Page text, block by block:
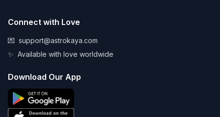
Connect with Love
💌 support@astrokaya.com
✨ Available with love worldwide
Download Our App